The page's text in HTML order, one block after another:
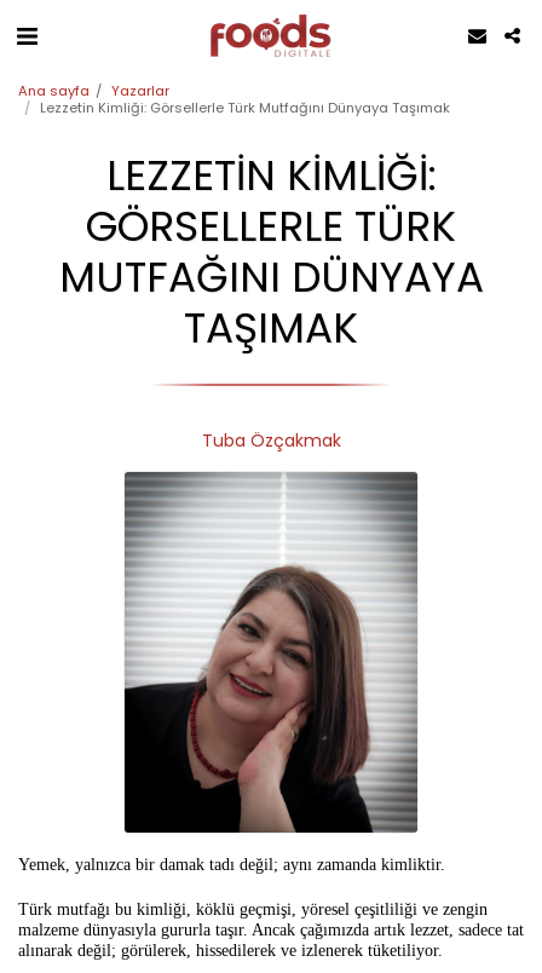
Ana sayfa
Yazarlar
Lezzetin Kimliği: Görsellerle Türk Mutfağını Dünyaya Taşımak
LEZZETIN KIMLIĞI:
GÖRSELLERLE TÜRK
MUTFAĞINI DÜNYAYA
TAŞIMAK
Tuba Özçakmak
Yemek, yalnızca bir damak tadı değil; aynı zamanda kimliktir.
Türk mutfağı bu kimliği, köklü geçmişi, yöresel çeşitliliği ve zengin
malzeme dünyasıyla gururla taşır. Ancak çağımızda artık lezzet, sadece tat
alınarak değil; görülerek, hissedilerek ve izlenerek tüketiliyor.